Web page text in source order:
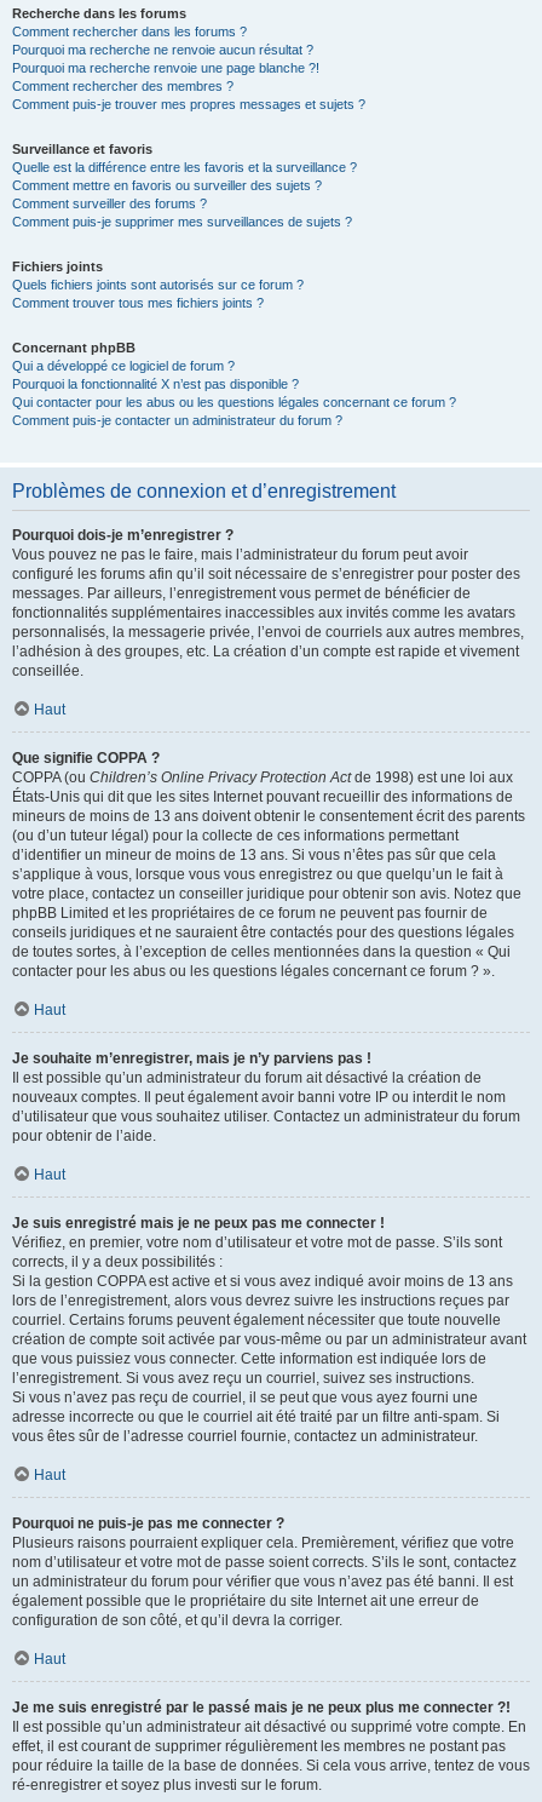
Recherche dans les forums
Comment rechercher dans les forums ?
Pourquoi ma recherche ne renvoie aucun résultat ?
Pourquoi ma recherche renvoie une page blanche ?!
Comment rechercher des membres ?
Comment puis-je trouver mes propres messages et sujets ?
Surveillance et favoris
Quelle est la différence entre les favoris et la surveillance ?
Comment mettre en favoris ou surveiller des sujets ?
Comment surveiller des forums ?
Comment puis-je supprimer mes surveillances de sujets ?
Fichiers joints
Quels fichiers joints sont autorisés sur ce forum ?
Comment trouver tous mes fichiers joints ?
Concernant phpBB
Qui a développé ce logiciel de forum ?
Pourquoi la fonctionnalité X n’est pas disponible ?
Qui contacter pour les abus ou les questions légales concernant ce forum ?
Comment puis-je contacter un administrateur du forum ?
Problèmes de connexion et d’enregistrement
Pourquoi dois-je m’enregistrer ?
Vous pouvez ne pas le faire, mais l’administrateur du forum peut avoir
configuré les forums afin qu’il soit nécessaire de s’enregistrer pour poster des
messages. Par ailleurs, l’enregistrement vous permet de bénéficier de
fonctionnalités supplémentaires inaccessibles aux invités comme les avatars
personnalisés, la messagerie privée, l’envoi de courriels aux autres membres,
l’adhésion à des groupes, etc. La création d’un compte est rapide et vivement
conseillée.
Haut
Que signifie COPPA ?
COPPA (ou Children’s Online Privacy Protection Actde 1998) est une loi aux
États-Unis qui dit que les sites Internet pouvant recueillir des informations de
mineurs de moins de 13 ans doivent obtenir le consentement écrit des parents
(ou d’un tuteur légal) pour la collecte de ces informations permettant
d’identifier un mineur de moins de 13 ans. Si vous n’êtes pas sûr que cela
s’applique à vous, lorsque vous vous enregistrez ou que quelqu’un le fait à
votre place, contactez un conseiller juridique pour obtenir son avis. Notez que
phpBB Limited et les propriétaires de ce forum ne peuvent pas fournir de
conseils juridiques et ne sauraient être contactés pour des questions légales
de toutes sortes, à l’exception de celles mentionnées dans la question « Qui
contacter pour les abus ou les questions légales concernant ce forum ? ».
Haut
Je souhaite m’enregistrer, mais je n’y parviens pas !
Il est possible qu’un administrateur du forum ait désactivé la création de
nouveaux comptes. Il peut également avoir banni votre IP ou interdit le nom
d’utilisateur que vous souhaitez utiliser. Contactez un administrateur du forum
pour obtenir de l’aide.
Haut
Je suis enregistré mais je ne peux pas me connecter !
Vérifiez, en premier, votre nom d’utilisateur et votre mot de passe. S’ils sont
corrects, il y a deux possibilités :
Si la gestion COPPA est active et si vous avez indiqué avoir moins de 13 ans
lors de l’enregistrement, alors vous devrez suivre les instructions reçues par
courriel. Certains forums peuvent également nécessiter que toute nouvelle
création de compte soit activée par vous-même ou par un administrateur avant
que vous puissiez vous connecter. Cette information est indiquée lors de
l’enregistrement. Si vous avez reçu un courriel, suivez ses instructions.
Si vous n’avez pas reçu de courriel, il se peut que vous ayez fourni une
adresse incorrecte ou que le courriel ait été traité par un filtre anti-spam. Si
vous êtes sûr de l’adresse courriel fournie, contactez un administrateur.
Haut
Pourquoi ne puis-je pas me connecter ?
Plusieurs raisons pourraient expliquer cela. Premièrement, vérifiez que votre
nom d’utilisateur et votre mot de passe soient corrects. S’ils le sont, contactez
un administrateur du forum pour vérifier que vous n’avez pas été banni. Il est
également possible que le propriétaire du site Internet ait une erreur de
configuration de son côté, et qu’il devra la corriger.
Haut
Je me suis enregistré par le passé mais je ne peux plus me connecter ?!
Il est possible qu’un administrateur ait désactivé ou supprimé votre compte. En
effet, il est courant de supprimer régulièrement les membres ne postant pas
pour réduire la taille de la base de données. Si cela vous arrive, tentez de vous
ré-enregistrer et soyez plus investi sur le forum.